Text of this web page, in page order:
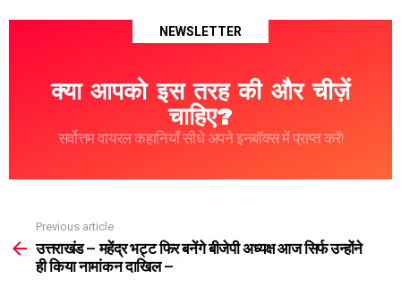
NEWSLETTER
क्या आपको इस तरह की और चीज़ें
चाहिए?
सर्वोत्तम वायरल कहानियाँ सीधे अपने इनबॉक्स में प्राप्त करें!
more
Previous article
उत्तराखंड – महेंद्र भट्ट फिर बनेंगे बीजेपी अध्यक्ष आज सिर्फ उन्होंने
ही किया नामांकन दाखिल –